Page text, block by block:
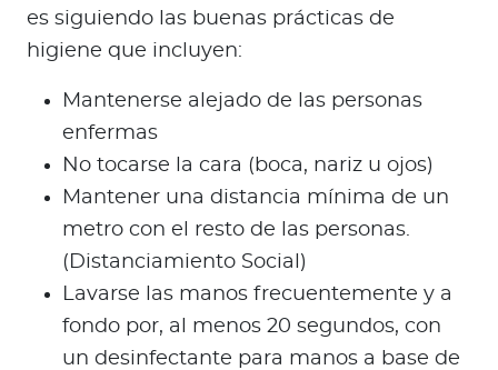
es siguiendo las buenas prácticas de
higiene que incluyen:
Mantenerse alejado de las personas
enfermas
No tocarse la cara (boca, nariz u ojos)
Mantener una distancia mínima de un
metro con el resto de las personas.
(Distanciamiento Social)
Lavarse las manos frecuentemente y a
fondo por, al menos 20 segundos, con
un desinfectante para manos a base de